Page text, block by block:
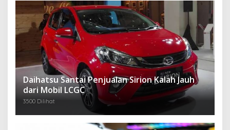
Daihatsu Santai Penjualan Sirion Kalah Jauh
dari Mobil LCGC
3500 Dilihat